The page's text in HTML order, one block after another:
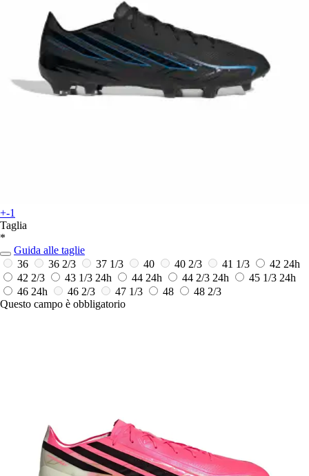
+-1
Taglia
*
Guida alle taglie
36
36 2/3 37 1/3 40 40 2/3 41 1/3 42 24h
42 2/3
43 1/3 24h 44 24h 44 2/3 24h 45 1/3 24h
46 24h 46 2/3 47 1/3 48
48 2/3
Questo campo è obbligatorio